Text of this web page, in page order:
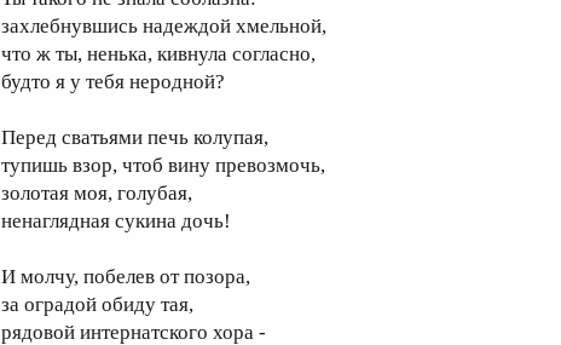
захлебнувшись надеждой хмельной,
что ж ты, ненька, кивнула согласно,
будто я у тебя неродной?
Перед сватьями печь колупая,
тупишь взор, чтоб вину превозмочь,
золотая моя, голубая,
ненаглядная сукина дочь!
И молчу, побелев от позора,
за оградой обиду тая,
рядовой интернатского хора -